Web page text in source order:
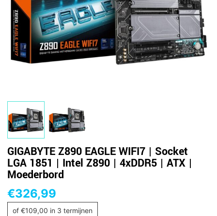
GIGABYTE Z890 EAGLE WIFI7 | Socket
LGA 1851 | Intel Z890 | 4xDDR5 | ATX |
Moederbord
€326,99
of €109,00 in 3 termijnen